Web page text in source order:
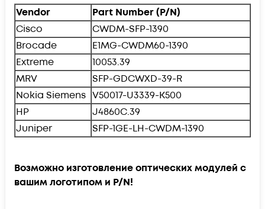
Vendor
Part Number (P/N)
Cisco
CWDM-SFP-1390
Brocade
E1MG-CWDM60-1390
Extreme
10053.39
MRV
SFP-GDCWXD-39-R
Nokia Siemens V50017-U3339-K500
HP
J4860C.39
Juniper
SFP-1GE-LH-CWDM-1390
Возможно изготовление оптических модулей с
вашим логотипом и P/N!